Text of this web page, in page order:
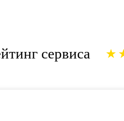
сервиса